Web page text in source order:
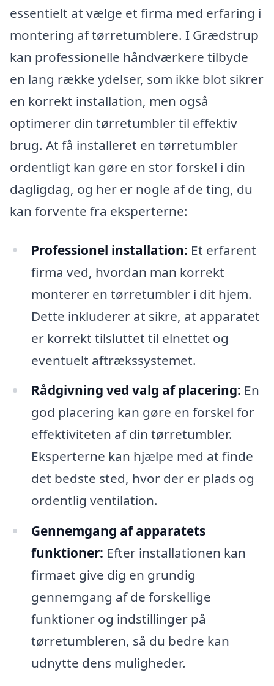
essentielt at vælge et firma med erfaring i
montering af tørretumblere. I Grædstrup
kan professionelle håndværkere tilbyde
en lang række ydelser, som ikke blot sikrer
en korrekt installation, men også
optimerer din tørretumbler til effektiv
brug. At få installeret en tørretumbler
ordentligt kan gøre en stor forskel i din
dagligdag, og her er nogle af de ting, du
kan forvente fra eksperterne:
Professionel installation: Et erfarent
firma ved, hvordan man korrekt
monterer en tørretumbler i dit hjem.
Dette inkluderer at sikre, at apparatet
er korrekt tilsluttet til elnettet og
eventuelt aftrækssystemet.
Rådgivning ved valg af placering: En
god placering kan gøre en forskel for
effektiviteten af din tørretumbler.
Eksperterne kan hjælpe med at finde
det bedste sted, hvor der er plads og
ordentlig ventilation.
Gennemgang af apparatets
funktioner: Efter installationen kan
firmaet give dig en grundig
gennemgang af de forskellige
funktioner og indstillinger på
tørretumbleren, så du bedre kan
udnytte dens muligheder.